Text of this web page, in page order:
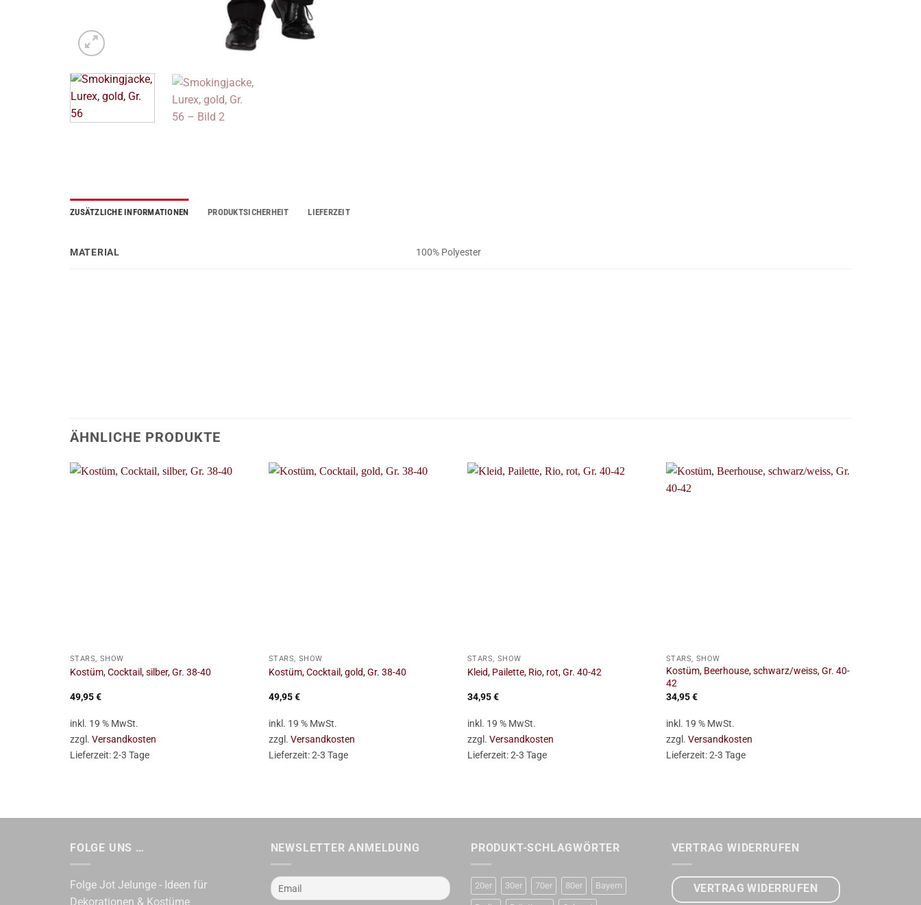
ZUSÄTZLICHE INFORMATIONEN PRODUKTSICHERHEIT LIEFERZEIT
MATERIAL 100% Polyester
ÄHNLICHE PRODUKTE
STARS, SHOW
Kostüm, Cocktail, silber, Gr. 38-40
49,95€
inkl. 19 % MwSt.
zzgl. Versandkosten
Lieferzeit:2-3 Tage
STARS, SHOW
Kostüm, Cocktail, gold, Gr. 38-40
49,95€
inkl. 19 % MwSt.
zzgl. Versandkosten
Lieferzeit:2-3 Tage
STARS, SHOW
Kleid, Pailette, Rio, rot, Gr. 40-42
34,95€
inkl. 19 % MwSt.
zzgl. Versandkosten
Lieferzeit:2-3 Tage
STARS, SHOW
Kostüm, Beerhouse, schwarz/weiss, Gr. 40-
42
34,95€
inkl. 19 % MwSt.
zzgl. Versandkosten
Lieferzeit:2-3 Tage
FOLGE UNS …
Folge Jot Jelunge - Ideen für
Dekorationen & Kostüme
NEWSLETTER ANMELDUNG PRODUKT-SCHLAGWÖRTER
20er 30er 70er 80er Bayern
VERTRAG WIDERRUFEN
VERTRAG WIDERRUFEN